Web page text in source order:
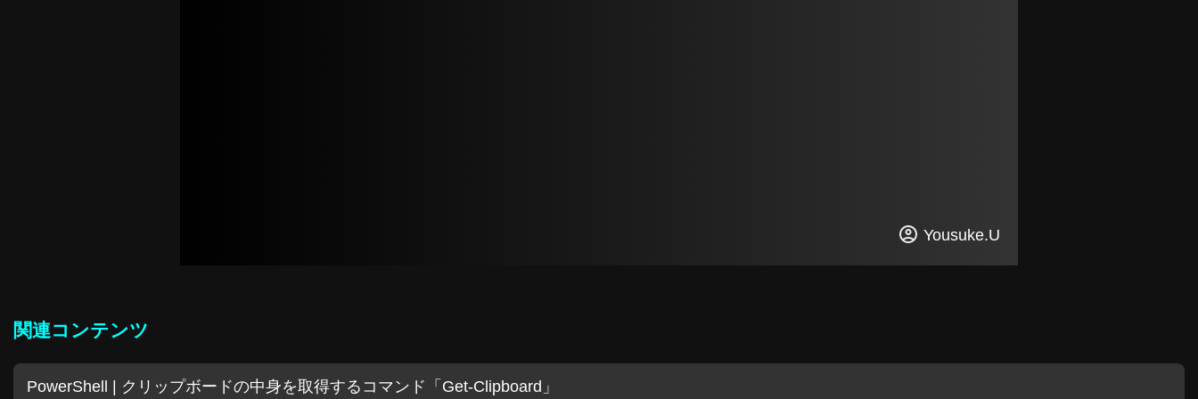
Yousuke.U
関連コンテンツ
PowerShell | クリップボードの中身を取得するコマンド「Get-Clipboard」